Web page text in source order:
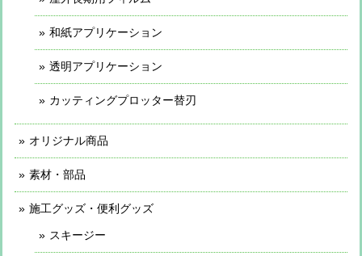
和紙アプリケーション
透明アプリケーション
カッティングプロッター替刃
オリジナル商品
素材・部品
施工グッズ・便利グッズ
スキージー